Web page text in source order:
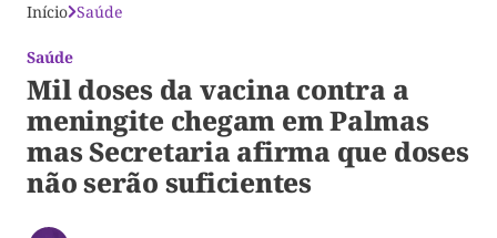
Início Saúde
Saúde
Mil doses da vacina contra a
meningite chegam em Palmas
mas Secretaria afirma que doses
não serão suficientes